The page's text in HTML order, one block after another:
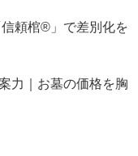
頼棺®」で差別化を
力｜お墓の価格を胸